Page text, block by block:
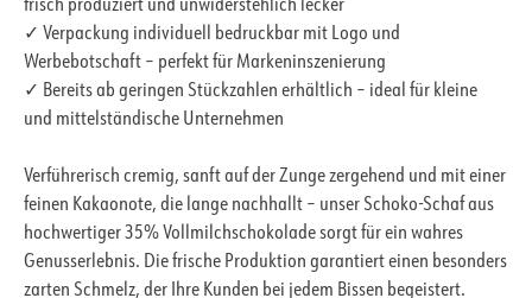
frisch produziert und unwiderstehlich lecker
✓ Verpackung individuell bedruckbar mit Logo und
Werbebotschaft – perfekt für Markeninszenierung
✓ Bereits ab geringen Stückzahlen erhältlich – ideal für kleine
und mittelständische Unternehmen
Verführerisch cremig, sanft auf der Zunge zergehend und mit einer
feinen Kakaonote, die lange nachhallt – unser Schoko-Schaf aus
hochwertiger 35% Vollmilchschokolade sorgt für ein wahres
Genusserlebnis. Die frische Produktion garantiert einen besonders
zarten Schmelz, der Ihre Kunden bei jedem Bissen begeistert.